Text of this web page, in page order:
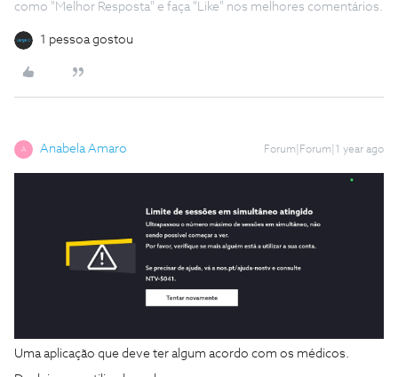
como "Melhor Resposta" e faça "Like" nos melhores comentários.
1 pessoa gostou
A Anabela Amaro Forum|Forum|1 year ago
Uma aplicação que deve ter algum acordo com os médicos.